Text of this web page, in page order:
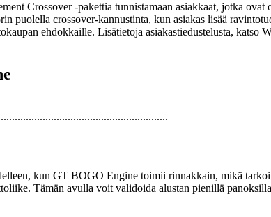
Crossover -pakettia tunnistamaan asiakkaat, jotka ovat
puolella crossover-kannustinta, kun asiakas lisää
ehdokkaille. Lisätietoja asiakastiedustelusta, katso
kun GT BOGO Engine toimii rinnakkain, mikä
Tämän avulla voit validoida alustan pienillä